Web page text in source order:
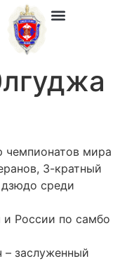
чемпионатов мира
3-кратный
среди
России по самбо
– заслуженный